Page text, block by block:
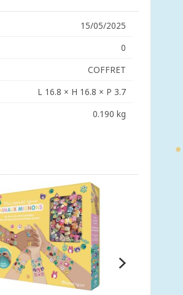
15/05/2025
0
COFFRET
L 16.8 × H 16.8 × P 3.7
0.190 kg